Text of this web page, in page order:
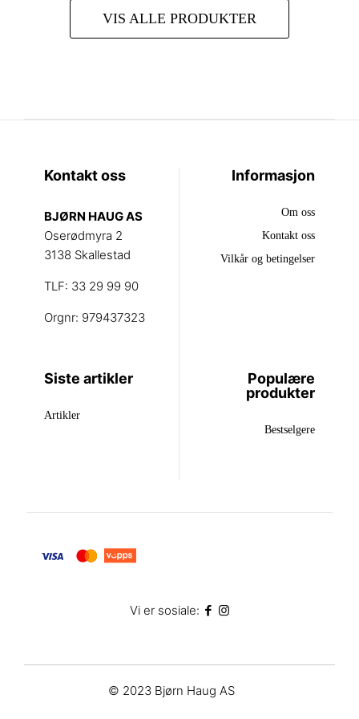
VIS ALLE PRODUKTER
Kontakt oss
BJØRN HAUG AS
Oserødmyra 2
3138 Skallestad
TLF: 33 29 99 90
Orgnr: 979437323
Informasjon
Om oss
Kontakt oss
Vilkår og betingelser
Siste artikler
Artikler
Populære
produkter
Bestselgere
Vi er sosiale:
© 2023 Bjørn Haug AS